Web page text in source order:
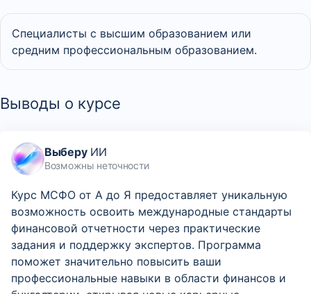
Специалисты с высшим образованием или
средним профессиональным образованием.
Выводы о курсе
ВыберуИИ
Возможны неточности
Курс МСФО от А до Я предоставляет уникальную
возможность освоить международные стандарты
финансовой отчетности через практические
задания и поддержку экспертов. Программа
поможет значительно повысить ваши
профессиональные навыки в области финансов и